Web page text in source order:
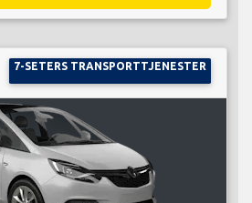
7-SETERS TRANSPORTTJENESTER